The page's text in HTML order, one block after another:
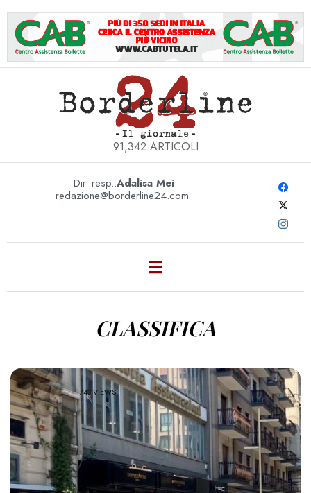
91,342 ARTICOLI
Dir. resp.:Adalisa Mei
redazione@borderline24.com
CLASSIFICA
1743 VIEWS